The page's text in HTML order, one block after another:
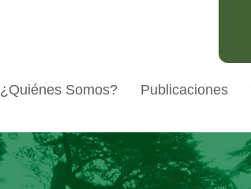
¿Quiénes Somos? Publicaciones